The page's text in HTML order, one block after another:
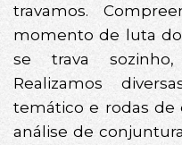
travamos.
momento de luta
se trava
Realizamos
temático e rodas de
análise de